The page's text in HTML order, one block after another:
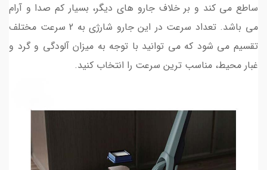
ساطع می کند و بر خلاف جارو های دیگر، بسیار کم صدا و آرام
می باشد. تعداد سرعت در این جارو شارژی به 2 سرعت مختلف
تقسیم می شود که می توانید با توجه به میزان آلودگی و گرد و
غبار محیط، مناسب ترین سرعت را انتخاب کنید.